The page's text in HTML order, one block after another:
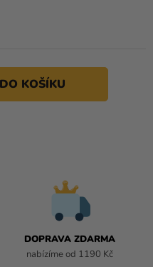
DOPRAVA ZDARMA
nabízíme od 1190 Kč